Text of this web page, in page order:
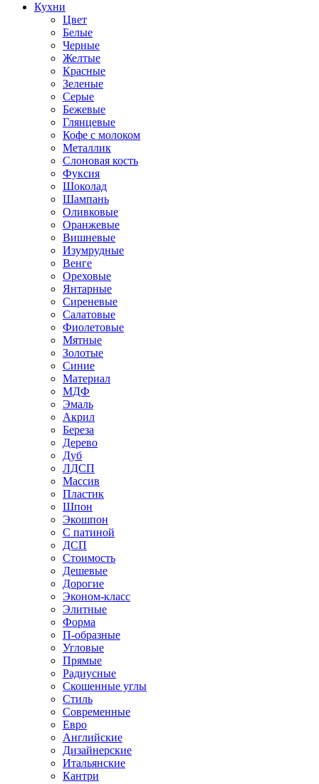
Кухни
Цвет
Белые
Черные
Желтые
Красные
Зеленые
Серые
Бежевые
Глянцевые
Кофе с молоком
Металлик
Слоновая кость
Фуксия
Шоколад
Шампань
Оливковые
Оранжевые
Вишневые
Изумрудные
Венге
Ореховые
Янтарные
Сиреневые
Салатовые
Фиолетовые
Мятные
Золотые
Синие
Материал
МДФ
Эмаль
Акрил
Береза
Дерево
Дуб
ЛДСП
Массив
Пластик
Шпон
Экошпон
С патиной
ДСП
Стоимость
Дешевые
Дорогие
Эконом-класс
Элитные
Форма
П-образные
Угловые
Прямые
Радиусные
Скошенные углы
Стиль
Современные
Евро
Английские
Дизайнерские
Итальянские
Кантри